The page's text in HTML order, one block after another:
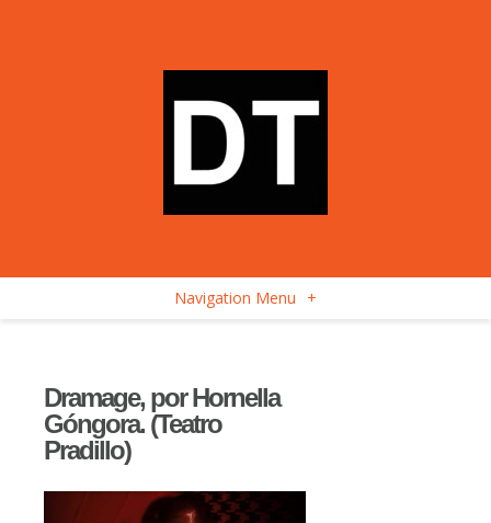
Navigation Menu +
Dramage, por Hornella
Góngora. (Teatro
Pradillo)